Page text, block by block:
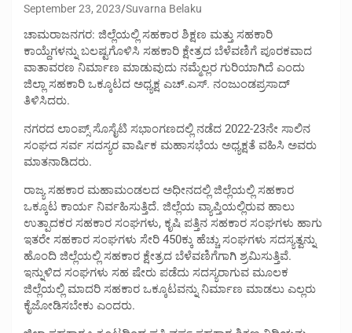
September 23, 2023 Suvarna Belaku
ಚಾಮರಾಜನಗರ: ಜಿಲ್ಲೆಯಲ್ಲಿ ಸಹಕಾರ ಶಿಕ್ಷಣ ಮತ್ತು ಸಹಕಾರಿ
ಕಾಯ್ದೆಗಳನ್ನು ಬಲಷ್ಟಗೊಳಿಸಿ ಸಹಕಾರಿ ಕ್ಷೇತ್ರದ ಬೆಳೆವಣಿಗೆ ಪೂರಕವಾದ
ವಾತಾವರಣ ನಿರ್ಮಾಣ ಮಾಡುವುದು ನಮ್ಮೆಲ್ಲರ ಗುರಿಯಾಗಿದೆ ಎಂದು
ಜಿಲ್ಲಾ ಸಹಕಾರಿ ಒಕ್ಕೂಟದ ಅಧ್ಯಕ್ಷ ಎಚ್.ಎಸ್. ನಂಜುಂಡಪ್ರಸಾದ್
ತಿಳಿಸಿದರು.
ನಗರದ ಲಾಂಪ್ಸ್ ಸೊಸೈಟಿ ಸಭಾಂಗಣದಲ್ಲಿ ನಡೆದ 2022-23ನೇ ಸಾಲಿನ
ಸಂಘದ ಸರ್ವ ಸದಸ್ಯರ ವಾರ್ಷಿಕ ಮಹಾಸಭೆಯ ಅಧ್ಯಕ್ಷತೆ ವಹಿಸಿ ಅವರು
ಮಾತನಾಡಿದರು.
ರಾಜ್ಯ ಸಹಕಾರ ಮಹಾಮಂಡಲದ ಅಧೀನದಲ್ಲಿ ಜಿಲ್ಲೆಯಲ್ಲಿ ಸಹಕಾರ
ಒಕ್ಕೂಟ ಕಾರ್ಯ ನಿರ್ವಹಿಸುತ್ತಿದೆ. ಜಿಲ್ಲೆಯ ವ್ಯಾಪ್ತಿಯಲ್ಲಿರುವ ಹಾಲು
ಉತ್ಪಾದಕರ ಸಹಕಾರ ಸಂಘಗಳು, ಕೃಷಿ ಪತ್ತಿನ ಸಹಕಾರ ಸಂಘಗಳು ಹಾಗು
ಇತರೇ ಸಹಕಾರ ಸಂಘಗಳು ಸೇರಿ 450ಕ್ಕು ಹೆಚ್ಚು ಸಂಘಗಳು ಸದಸ್ಯತ್ವನ್ನು
ಹೊಂದಿ ಜಿಲ್ಲೆಯಲ್ಲಿ ಸಹಕಾರ ಕ್ಷೇತ್ರದ ಬೆಳೆವಣಿಗೆಗಾಗಿ ಶ್ರಮಿಸುತ್ತಿವೆ.
ಇನ್ನುಳಿದ ಸಂಘಗಳು ಸಹ ಷೇರು ಪಡೆದು ಸದಸ್ಯರಾಗುವ ಮೂಲಕ
ಜಿಲ್ಲೆಯಲ್ಲಿ ಮಾದರಿ ಸಹಕಾರ ಒಕ್ಕೂಟವನ್ನು ನಿರ್ಮಾಣ ಮಾಡಲು ಎಲ್ಲರು
ಕೈಜೋಡಿಸಬೇಕು ಎಂದರು.